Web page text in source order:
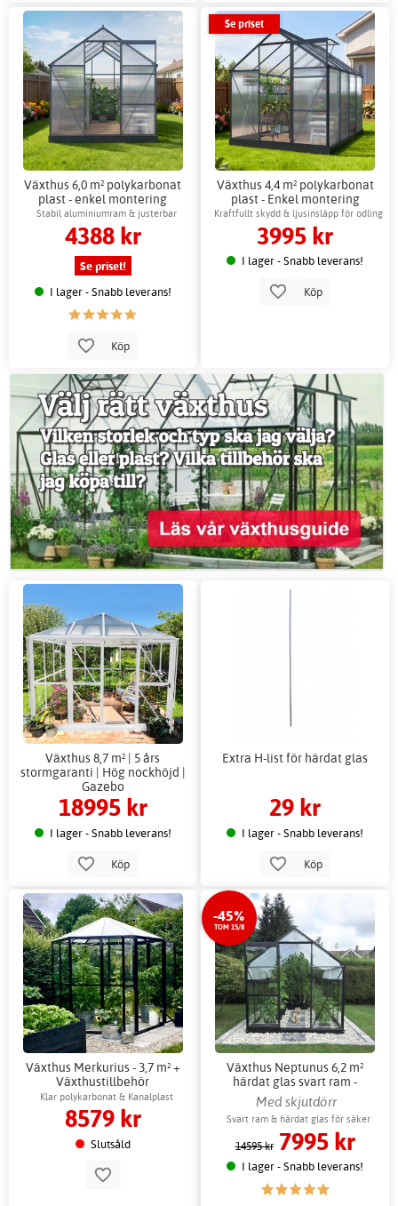
Växthus 6,0 m² polykarbonat
plast - enkel montering
Stabil aluminiumram & justerbar
ventilation
4388 kr
Se priset!
I lager - Snabb leverans!
Köp
Se priset
Växthus 4,4 m² polykarbonat
plast - Enkel montering
Kraftfullt skydd & ljusinsläpp för odling
3995 kr
I lager - Snabb leverans!
Köp
Växthus 8,7 m² | 5 års
stormgaranti | Hög nockhöjd |
Gazebo
18995 kr
I lager - Snabb leverans!
Köp
Extra H-list för härdat glas
29 kr
I lager - Snabb leverans!
Köp
Växthus Merkurius - 3,7 m² +
Växthustillbehör
Klar polykarbonat & Kanalplast
8579 kr
Slutsåld
-45%
TOM 15/8
Växthus Neptunus 6,2 m²
härdat glas svart ram -
Gardeney + Växthusbord
Med skjutdörr
Svart ram & härdat glas för säker
odling
14595 kr 7995 kr
I lager - Snabb leverans!